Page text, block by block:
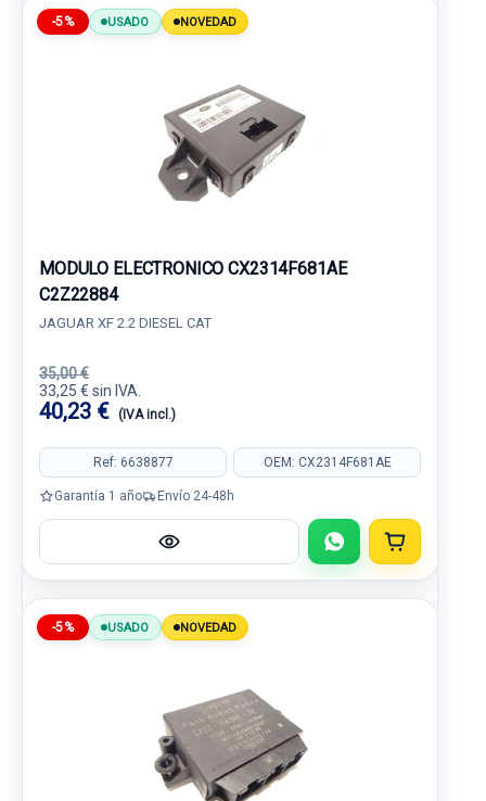
-5% USADO NOVEDAD
MODULO ELECTRONICO CX2314F681AE
C2Z22884
JAGUAR XF 2.2 DIESEL CAT
35,00 €
33,25 € sin IVA.
40,23 € (IVA incl.)
Ref: 6638877 OEM: CX2314F681AE
Garantía 1 año Envío 24-48h
-5% USADO NOVEDAD